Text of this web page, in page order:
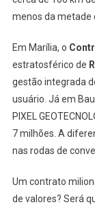
menos da metade
Em Marília, o
estratosférico de
gestão integrada
usuário. Já em
PIXEL
7 milhões. A
nas rodas de
Um contrato
de valores? Será